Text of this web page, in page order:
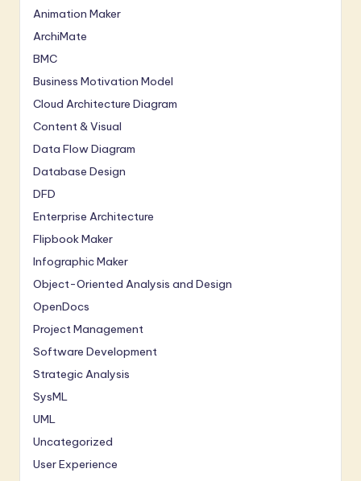
Animation Maker
ArchiMate
BMC
Business Motivation Model
Cloud Architecture Diagram
Content & Visual
Data Flow Diagram
Database Design
DFD
Enterprise Architecture
Flipbook Maker
Infographic Maker
Object-Oriented Analysis and Design
OpenDocs
Project Management
Software Development
Strategic Analysis
SysML
UML
Uncategorized
User Experience